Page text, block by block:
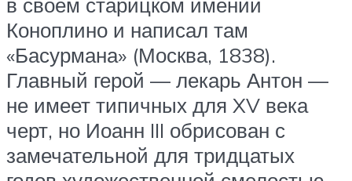
в своём старицком имении
Коноплино и написал там
«Басурмана» (Москва, 1838).
Главный герой — лекарь Антон —
не имеет типичных для XV века
черт, но Иоанн III обрисован с
замечательной для тридцатых